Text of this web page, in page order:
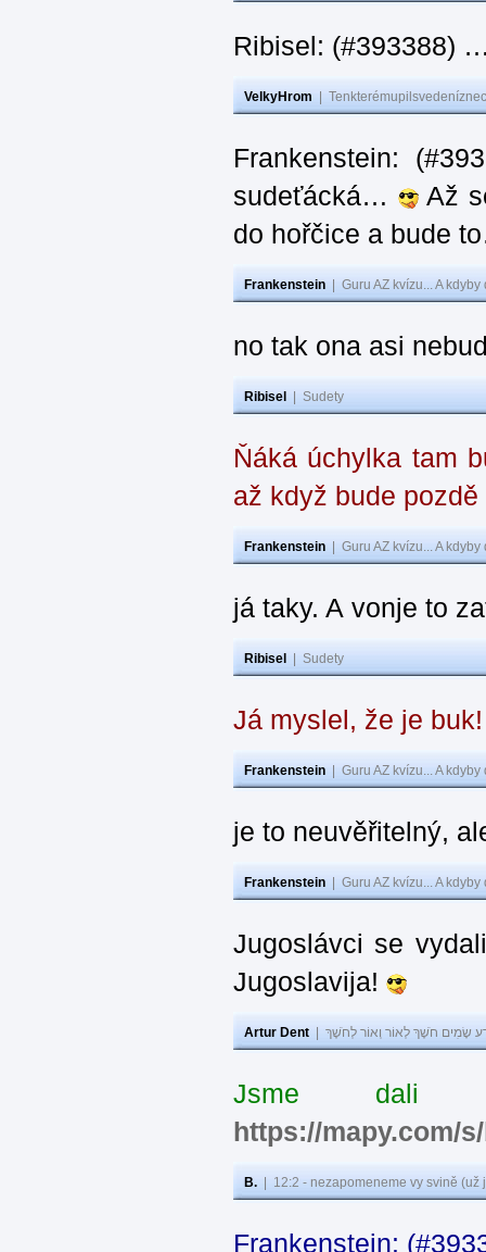
Ribisel: (#393388)
VelkyHrom
Frankenstein:
sudeťácká…
Až
do hořčice a bude
Frankenstein Guru AZ kvízu... A
no tak ona asi
Ribisel Sudety
Ňáká úchylka tam
až když bude pozdě
Frankenstein Guru AZ kvízu... A
já taky. A vonje to
Ribisel Sudety
Já myslel, že je
Frankenstein Guru AZ kvízu... A
je to neuvěřitelný,
Frankenstein Guru AZ kvízu... A
Jugoslávci se
Jugoslavija!
Artur Dent שָׂמִים חֹשֶׁךְ לְאוֹר וְאוֹר לְחֹשֶׁךְ
Jsme dali
https://mapy.com/
B. 12:2 - nezapomeneme vy svině
Frankenstein: